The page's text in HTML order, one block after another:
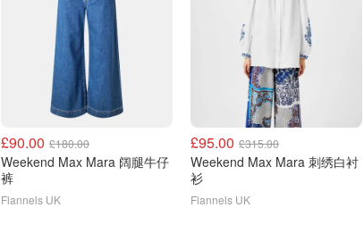
£90.00 £180.00
Weekend Max Mara 阔腿牛仔
裤
Flannels UK
£95.00 £315.00
Weekend Max Mara 刺绣白衬
衫
Flannels UK